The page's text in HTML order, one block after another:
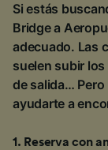
Si estás
Bridge a
adecuado. Las
suelen subir
de salida…
ayudarte a
1 . Reserva con